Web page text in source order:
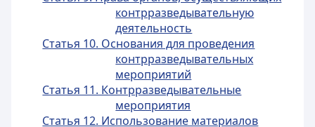
контрразведывательную
деятельность
Статья 10. Основания для проведения
контрразведывательных
мероприятий
Статья 11. Контрразведывательные
мероприятия
Статья 12. Использование материалов